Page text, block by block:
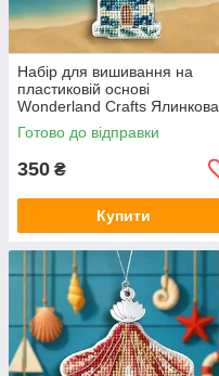
Набір для вишивання на
пластиковій основі
Wonderland Crafts Ялинкова
іграшка — Береговий маяк
FLX-146
Готово до відправки
350 ₴
Купити